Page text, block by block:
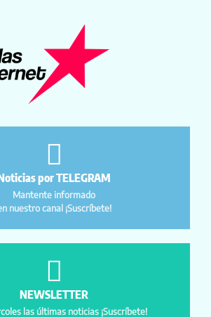
por TELEGRAM
Mantente informado
nuestro canal ¡Suscríbete!
NEWSLETTER
las últimas noticias ¡Suscríbete!